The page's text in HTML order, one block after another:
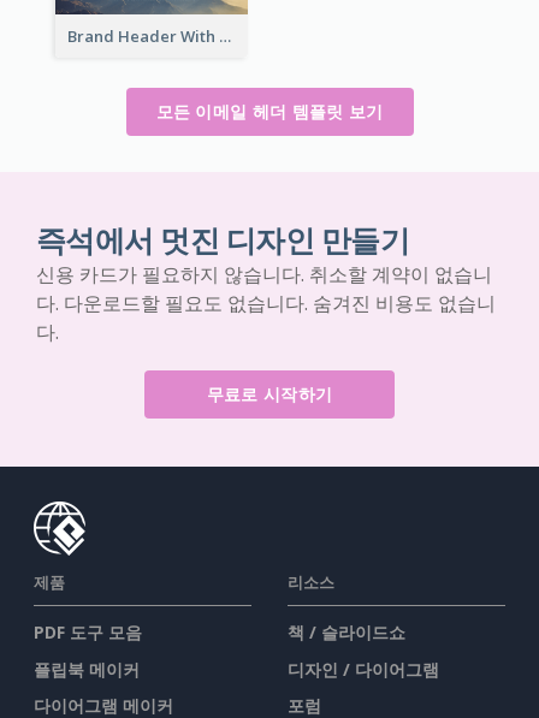
Brand Header With View Of Mountain
모든 이메일 헤더 템플릿 보기
즉석에서 멋진 디자인 만들기
신용 카드가 필요하지 않습니다. 취소할 계약이 없습니
다. 다운로드할 필요도 없습니다. 숨겨진 비용도 없습니
다.
무료로 시작하기
제품
PDF 도구 모음
플립북 메이커
다이어그램 메이커
리소스
책 / 슬라이드쇼
디자인 / 다이어그램
포럼